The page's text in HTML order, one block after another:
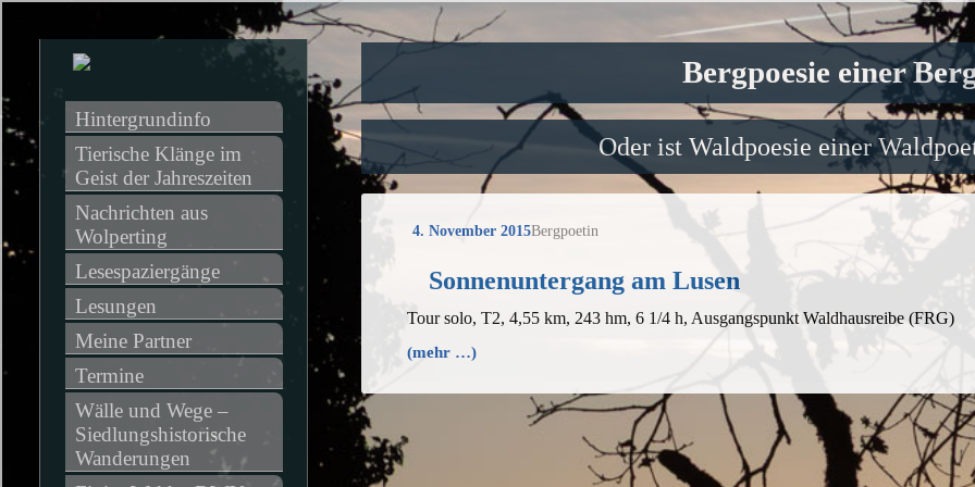
Bergpoesie einer
Oder ist Waldpoesie einer
4. November 2015Bergpoetin
Sonnenuntergang am Lusen
Tour solo, T2, 4,55 km, 243 hm, 6 1/4 h, Ausgangspunkt Waldhausreibe (FRG)
(mehr …)
Hintergrundinfo
Tierische Klänge im
Geist der Jahreszeiten
Nachrichten aus
Wolperting
Lesespaziergänge
Lesungen
Meine Partner
Termine
Wälle und Wege –
Siedlungshistorische
Wanderungen